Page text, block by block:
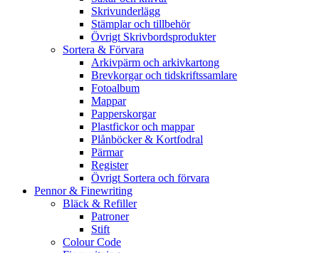
Skrivunderlägg
Stämplar och tillbehör
Övrigt Skrivbordsprodukter
Sortera & Förvara
Arkivpärm och arkivkartong
Brevkorgar och tidskriftssamlare
Fotoalbum
Mappar
Papperskorgar
Plastfickor och mappar
Plånböcker & Kortfodral
Pärmar
Register
Övrigt Sortera och förvara
Pennor & Finewriting
Bläck & Refiller
Patroner
Stift
Colour Code